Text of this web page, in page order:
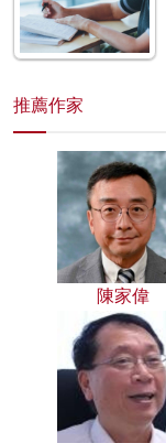
推薦作家
陳家偉